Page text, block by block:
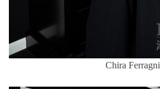
Chira Ferragni